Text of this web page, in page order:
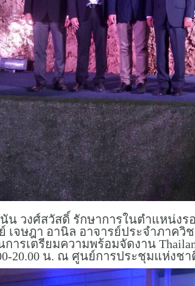
น วงศ์สวัสดิ์ รักษาการในตำแหน่
จษฎา อานิล อาจารย์ประจำภาค
รเตรียมความพร้อมจัดงาน
20.00 น. ณ ศูนย์การประชุมแห่งช